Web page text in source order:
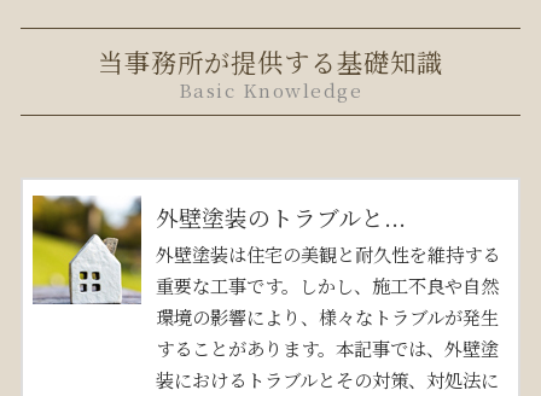
当事務所が提供する基礎知識
Basic Knowledge
外壁塗装のトラブルと...
外壁塗装は住宅の美観と耐久性を維持する
重要な工事です。しかし、施工不良や自然
環境の影響により、様々なトラブルが発生
することがあります。本記事では、外壁塗
装におけるトラブルとその対策、対処法に